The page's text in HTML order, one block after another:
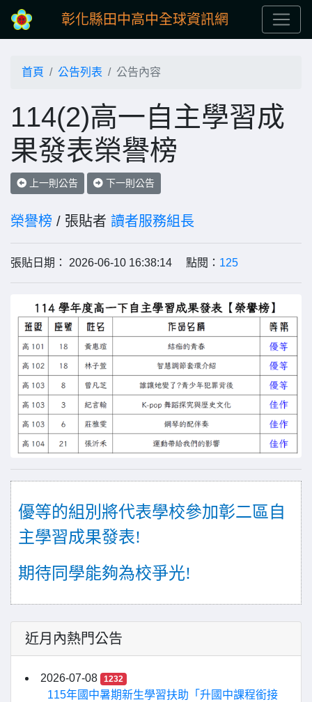
彰化縣田中高中全球資訊網
首頁 公告列表 公告內容
114(2)高一自主學習成
果發表榮譽榜
上一則公告 下一則公告
榮譽榜 / 張貼者 讀者服務組長
張貼日期： 2026-06-10 16:38:14 點閱： 125
優等的組別將代表學校參加彰二區自
主學習成果發表!
期待同學能夠為校爭光!
近月內熱門公告
2026-07-08 1232
115年國中暑期新生學習扶助「升國中課程銜接